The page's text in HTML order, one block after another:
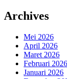
Archives
Mei 2026
April 2026
Maret 2026
Februari 2026
Januari 2026